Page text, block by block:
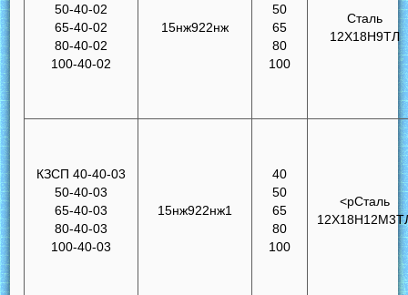
50-40-02
65-40-02
80-40-02
100-40-02
15нж922нж
50
65
80
100
Сталь
12Х18Н9ТЛ
КЗСП 40-40-03
50-40-03
65-40-03
80-40-03
100-40-03
15нж922нж1
40
50
65
80
100
<pСталь